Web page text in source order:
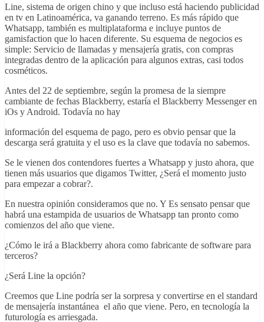
Line, sistema de origen chino y que incluso está haciendo publicidad
en tv en Latinoamérica, va ganando terreno. Es más rápido que
Whatsapp, también es multiplataforma e incluye puntos de
gamisfaction que lo hacen diferente. Su esquema de negocios es
simple: Servicio de llamadas y mensajería gratis, con compras
integradas dentro de la aplicación para algunos extras, casi todos
cosméticos.
Antes del 22 de septiembre, según la promesa de la siempre
cambiante de fechas Blackberry, estaría el Blackberry Messenger en
iOs y Android. Todavía no hay
información del esquema de pago, pero es obvio pensar que la
descarga será gratuita y el uso es la clave que todavía no sabemos.
Se le vienen dos contendores fuertes a Whatsapp y justo ahora, que
tienen más usuarios que digamos Twitter, ¿Será el momento justo
para empezar a cobrar?.
En nuestra opinión consideramos que no. Y Es sensato pensar que
habrá una estampida de usuarios de Whatsapp tan pronto como
comienzos del año que viene.
¿Cómo le irá a Blackberry ahora como fabricante de software para
terceros?
¿Será Line la opción?
Creemos que Line podría ser la sorpresa y convertirse en el standard
de mensajería instantánea el año que viene. Pero, en tecnología la
futurología es arriesgada.